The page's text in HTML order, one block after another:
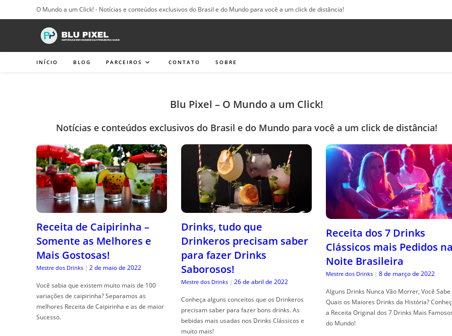
para
O Mundo a um Click! - Notícias e conteúdos exclusivos do Brasil e do Mundo para você a um click de distância!
INÍCIO BLOG PARCEIROS CONTATO SOBRE
Blu Pixel – O Mundo a um Click!
Notícias e conteúdos exclusivos do Brasil e do Mundo para você a um click de distância!
Receita de Caipirinha –
Somente as Melhores e
Mais Gostosas!
Mestre dos Drinks | 2 de maio de 2022
Você sabia que existem muito mais de 100
variações de caipirinha? Separamos as
melhores Receita de Caipirinha e as de maior
Sucesso.
Drinks, tudo que
Drinkeros precisam saber
para fazer Drinks
Saborosos!
Mestre dos Drinks | 26 de abril de 2022
Conheça alguns conceitos que os Drinkeros
precisam saber para fazer bons drinks. As
bebidas mais usadas nos Drinks Clássicos e
muito mais!
Receita dos 7 Drinks
Clássicos mais Pedidos
Noite Brasileira
Mestre dos Drinks | 8 de março de 2022
Alguns Drinks Nunca Vão Morrer, Você Sabe
Quais os Maiores Drinks da História?
a Receita Original dos 7 Drinks Mais
do Mundo!